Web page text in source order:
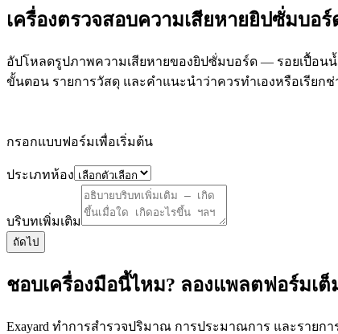
เครื่องตรวจสอบความเสียหายยิปซั่มบอ
อัปโหลดรูปภาพความเสียหายของยิปซั่มบอร์ด — รอยเปื้อน
ขั้นตอน รายการวัสดุ และคำแนะนำว่าควรทำเองหรือเรียก
กรอกแบบฟอร์มเพื่อเริ่มต้น
ประเภทห้อง
บริบทเพิ่มเติม
ถัดไป
ชอบเครื่องมือนี้ไหม? ลองแพลตฟอร์มเ
Exayard ทำการสำรวจปริมาณ การประมาณการ และราย